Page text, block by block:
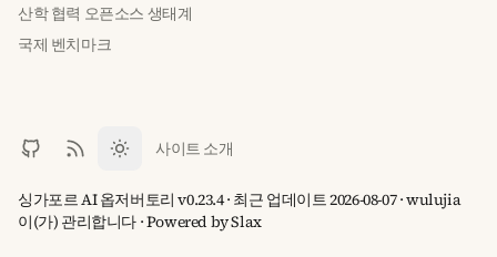
산학 협력 오픈소스 생태계
국제 벤치마크
사이트 소개
싱가포르 AI 옵저버토리 v0.23.4 · 최근 업데이트 2026-08-07 · wulujia
이(가) 관리합니다 · Powered bySlax